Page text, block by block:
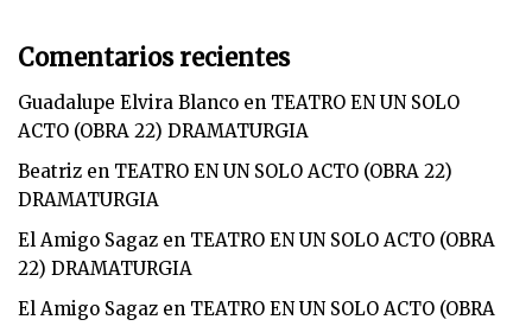
Comentarios recientes
Guadalupe Elvira Blanco en TEATRO EN UN SOLO
ACTO (OBRA 22) DRAMATURGIA
Beatriz en TEATRO EN UN SOLO ACTO (OBRA 22)
DRAMATURGIA
El Amigo Sagaz en TEATRO EN UN SOLO ACTO (OBRA
22) DRAMATURGIA
El Amigo Sagaz en TEATRO EN UN SOLO ACTO (OBRA